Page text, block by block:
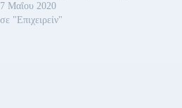
19. Σημειώνεται ότι το Εργαστήριο Κλινικής
Ιολογίας με Διευθυντή τον Καθηγητή κ.
7 Μαΐου 2020
σε "Επιχειρείν"